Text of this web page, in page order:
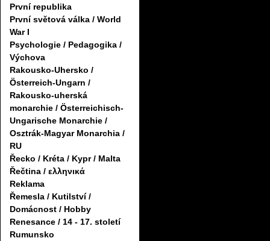
První republika
První světová válka / World
War I
Psychologie / Pedagogika /
Výchova
Rakousko-Uhersko /
Österreich-Ungarn /
Rakousko-uherská
monarchie / Österreichisch-
Ungarische Monarchie /
Osztrák-Magyar Monarchia /
RU
Řecko / Kréta / Kypr / Malta
Řečtina / ελληνικά
Reklama
Řemesla / Kutilství /
Domácnost / Hobby
Renesance / 14 - 17. století
Rumunsko